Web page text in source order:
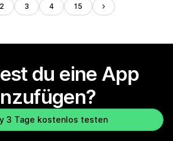
2 3 4 15
du eine App
3 Tage kostenlos testen